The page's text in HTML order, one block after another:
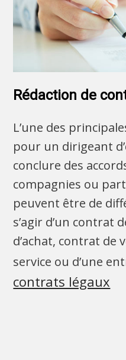
Rédaction de
L’une des
pour un dirigeant
conclure des
compagnies ou
peuvent être de
s’agir d’un contrat
d’achat, contrat de
service ou d’une
contrats légaux